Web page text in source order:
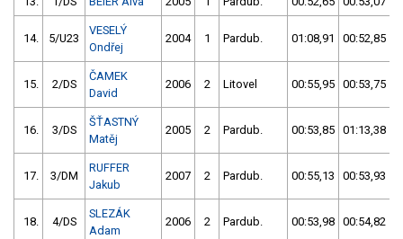
14. 5/U23
VESELÝ
Ondřej
2004 1 Pardub. 01:08,91 00:52,85
15. 2/DS
ČAMEK
David
2006 2 Litovel 00:55,95 00:53,75
16. 3/DS
ŠŤASTNÝ
Matěj
2005 2 Pardub. 00:53,85 01:13,38
17. 3/DM
RUFFER
Jakub
2007 2 Pardub. 00:55,13 00:53,93
18. 4/DS
SLEZÁK
Adam
2006 2 Pardub. 00:53,98 00:54,82